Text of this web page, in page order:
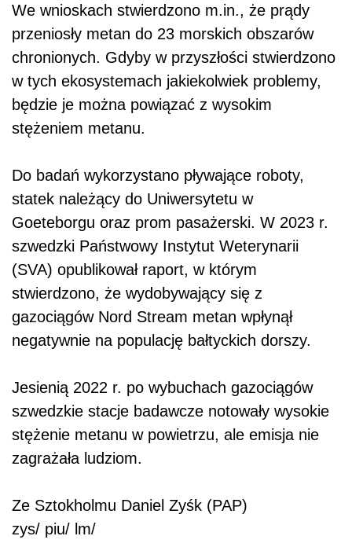
We wnioskach stwierdzono m.in., że prądy
przeniosły metan do 23 morskich obszarów
chronionych. Gdyby w przyszłości stwierdzono
w tych ekosystemach jakiekolwiek problemy,
będzie je można powiązać z wysokim
stężeniem metanu.
Do badań wykorzystano pływające roboty,
statek należący do Uniwersytetu w
Goeteborgu oraz prom pasażerski. W 2023 r.
szwedzki Państwowy Instytut Weterynarii
(SVA) opublikował raport, w którym
stwierdzono, że wydobywający się z
gazociągów Nord Stream metan wpłynął
negatywnie na populację bałtyckich dorszy.
Jesienią 2022 r. po wybuchach gazociągów
szwedzkie stacje badawcze notowały wysokie
stężenie metanu w powietrzu, ale emisja nie
zagrażała ludziom.
Ze Sztokholmu Daniel Zyśk (PAP)
zys/ piu/ lm/